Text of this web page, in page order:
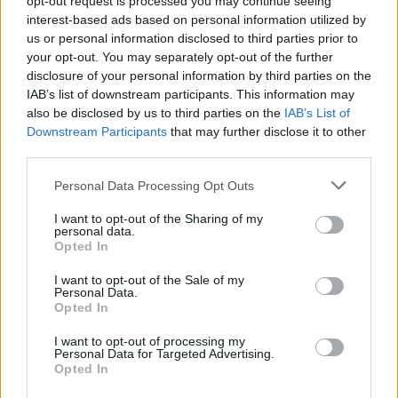
interest-based ads based on personal information utilized by
us or personal information disclosed to third parties prior to
your opt-out. You may separately opt-out of the further
disclosure of your personal information by third parties on the
IAB’s list of downstream participants. This information may
also be disclosed by us to third parties on the IAB’s List of
Downstream Participants that may further disclose it to other
Personal Data Processing Opt Outs
I want to opt-out of the Sharing of my
personal data.
Opted In
I want to opt-out of the Sale of my
Personal Data.
Opted In
I want to opt-out of processing my
Personal Data for Targeted Advertising.
Opted In
TAGS
Ισπανία
Αργεντινή
ΣΧΕΤΙΚΑ